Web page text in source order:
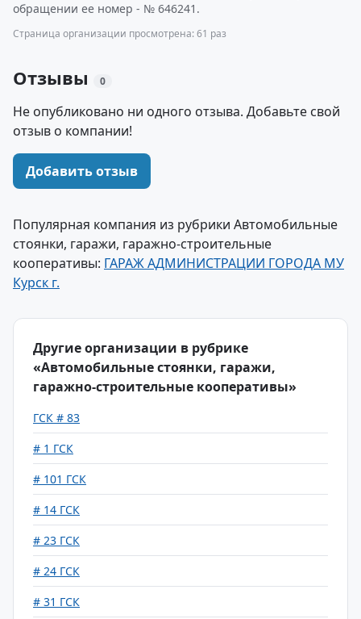
обращении ее номер - № 646241.
Страница организации просмотрена: 61 раз
Отзывы 0
Не опубликовано ни одного отзыва. Добавьте свой
отзыв о компании!
Добавить отзыв
Популярная компания из рубрики Автомобильные
стоянки, гаражи, гаражно-строительные
кооперативы: ГАРАЖ АДМИНИСТРАЦИИ ГОРОДА МУ
Курск г.
Другие организации в рубрике
«Автомобильные стоянки, гаражи,
гаражно-строительные кооперативы»
ГСК # 83
# 1 ГСК
# 101 ГСК
# 14 ГСК
# 23 ГСК
# 24 ГСК
# 31 ГСК